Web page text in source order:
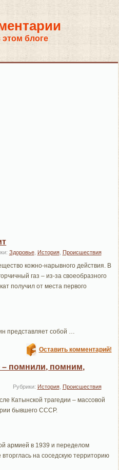
этом блоге
Здоровье, История, Происшествия
кожно-нарывного действия. В
газ – из-за своеобразного
получил от места первого
представляет собой …
Оставить комментарий!
– помнили, помним,
Рубрики: История, Происшествия
Катынской трагедии – массовой
бывшего СССР.
армией в 1939 и переделом
на соседскую территорию